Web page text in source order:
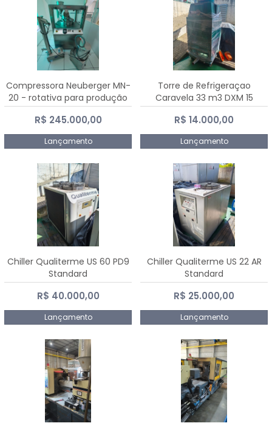
Compressora Neuberger MN-
20 - rotativa para produção
de comprimidos
R$ 245.000,00
Lançamento
Torre de Refrigeraçao
Caravela 33 m3 DXM 15
R$ 14.000,00
Lançamento
Chiller Qualiterme US 60 PD9
Standard
R$ 40.000,00
Lançamento
Chiller Qualiterme US 22 AR
Standard
R$ 25.000,00
Lançamento